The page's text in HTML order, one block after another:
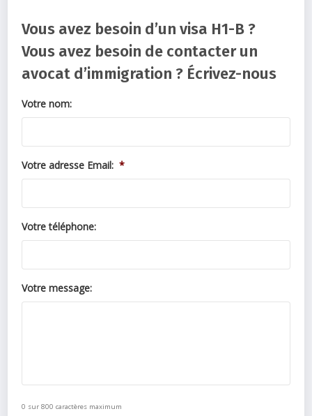
Vous avez besoin d’un visa H1-B ?
Vous avez besoin de contacter un
avocat d’immigration ? Écrivez-nous
Votre nom:
Votre adresse Email: *
Votre téléphone:
Votre message:
0 sur 800 caractères maximum